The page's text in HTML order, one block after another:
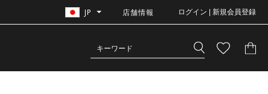
JP 店舗情報 ログイン | 新規会員登録